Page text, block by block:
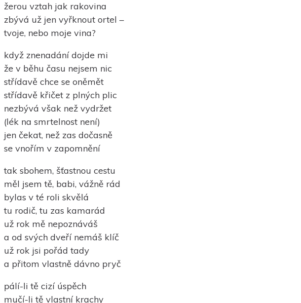
žerou vztah jak rakovina
zbývá už jen vyřknout ortel –
tvoje, nebo moje vina?
když znenadání dojde mi
že v běhu času nejsem nic
střídavě chce se oněmět
střídavě křičet z plných plic
nezbývá však než vydržet
(lék na smrtelnost není)
jen čekat, než zas dočasně
se vnořím v zapomnění
tak sbohem, šťastnou cestu
měl jsem tě, babi, vážně rád
bylas v té roli skvělá
tu rodič, tu zas kamarád
už rok mě nepoznáváš
a od svých dveří nemáš klíč
už rok jsi pořád tady
a přitom vlastně dávno pryč
pálí-li tě cizí úspěch
mučí-li tě vlastní krachy